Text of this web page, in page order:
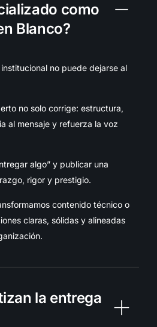
como
Blanco?
no puede dejarse al
no solo corrige: estructura,
al mensaje y refuerza la voz
algo” y publicar una
rigor y prestigio.
contenido técnico o
claras, sólidas y alineadas
la entrega